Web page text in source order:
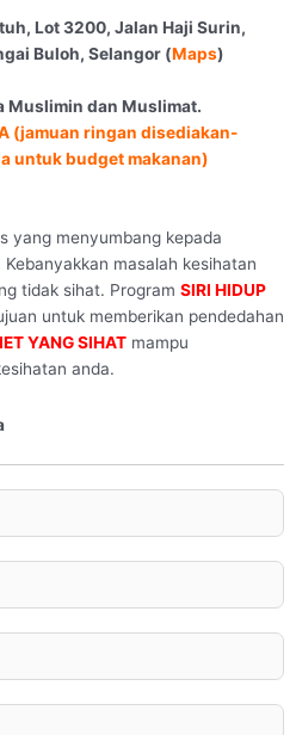
Lot 3200, Jalan Haji Surin,
Buloh, Selangor (Maps)
Muslimin dan Muslimat.
(jamuan ringan disediakan-
untuk budget makanan)
yang menyumbang kepada
masalah kesihatan
tidak sihat. Program SIRI HIDUP
untuk memberikan pendedahan
YANG SIHAT mampu
anda.